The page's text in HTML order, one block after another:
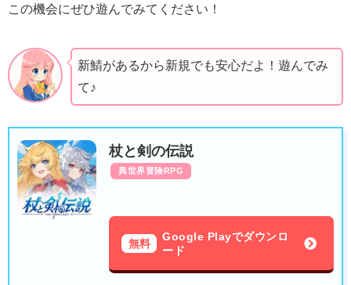
この機会にぜひ遊んでみてください！
新鯖があるから新規でも安心だよ！遊んでみ
て♪
杖と剣の伝説
異世界冒険RPG
無料
Google Playでダウンロ
ード